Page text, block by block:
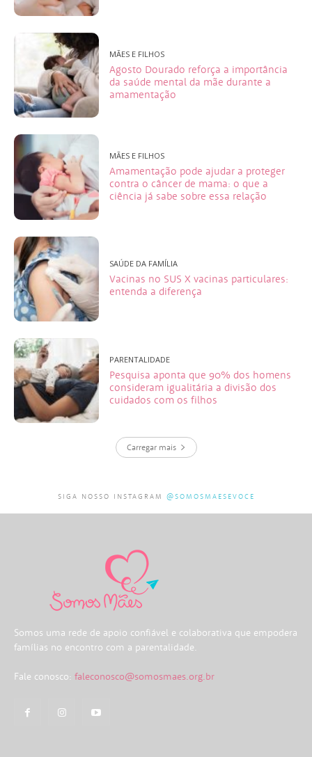
MÃES E FILHOS
Agosto Dourado reforça a importância
da saúde mental da mãe durante a
amamentação
MÃES E FILHOS
Amamentação pode ajudar a proteger
contra o câncer de mama: o que a
ciência já sabe sobre essa relação
SAÚDE DA FAMÍLIA
Vacinas no SUS X vacinas particulares:
entenda a diferença
PARENTALIDADE
Pesquisa aponta que 90% dos homens
consideram igualitária a divisão dos
cuidados com os filhos
Carregar mais
SIGA NOSSO INSTAGRAM @SOMOSMAESEVOCE
Somos uma rede de apoio confiável e colaborativa que empodera
famílias no encontro com a parentalidade.
Fale conosco: faleconosco@somosmaes.org.br